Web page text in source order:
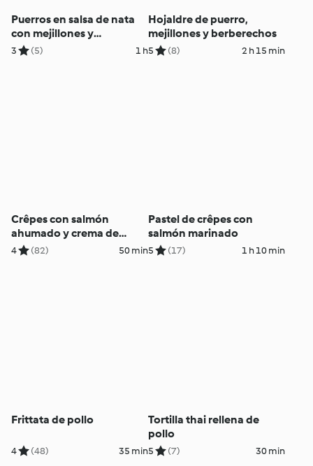
Puerros en salsa de nata
con mejillones y
berberechos al vapor
3 (5) 1 h
Hojaldre de puerro,
mejillones y berberechos
5 (8) 2 h 15 min
Crêpes con salmón
ahumado y crema de
queso
4 (82) 50 min
Pastel de crêpes con
salmón marinado
5 (17) 1 h 10 min
Frittata de pollo
4 (48) 35 min
Tortilla thai rellena de
pollo
5 (7) 30 min